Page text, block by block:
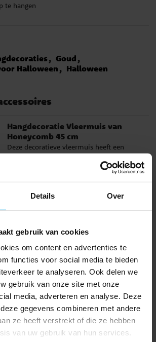
Details Over
gebruik van cookies
om content en advertenties te
functies voor social media te bieden
te analyseren. Ook delen we
gebruik van onze site met onze
media, adverteren en analyse. Deze
gegevens combineren met andere
ze heeft verstrekt of die ze hebben
van uw gebruik van hun services.
te hangen
Goud
Halloween
Halloween
Hangdecoratie Vleermuis van
Honeycomb 45 cm
Deze decoratieve vleermuis heeft een
en brede vleugels van stevig papier. Perfect
als decoratie aan het plafond, bij de
ingang of boven een feestelijk gedekte
open en bevestig je met het bijgeleverde
opvouwen en bewaren voor een volgend
feest. ✔️ Formaat: ca. 45 × 17 cm ✔️
Materiaal: Papier ✔️ Makkelijk op te
vouwen en op te hangen
Prijs:€ 3,49
€ 3,49
TOEVOEGEN
kochten ook